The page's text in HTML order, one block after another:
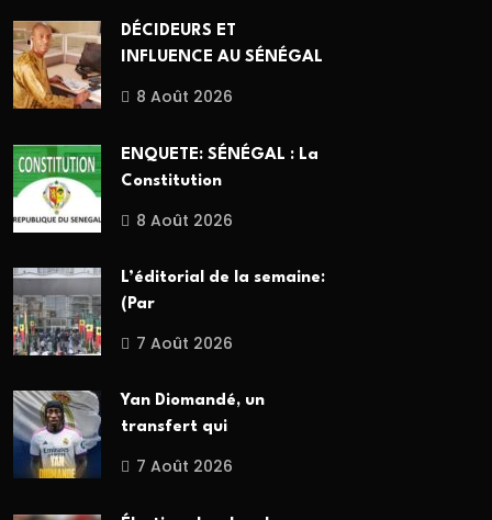
DÉCIDEURS ET
INFLUENCE AU SÉNÉGAL
8 Août 2026
ENQUETE: SÉNÉGAL : La
Constitution
8 Août 2026
L’éditorial de la semaine:
(Par
7 Août 2026
Yan Diomandé, un
transfert qui
7 Août 2026